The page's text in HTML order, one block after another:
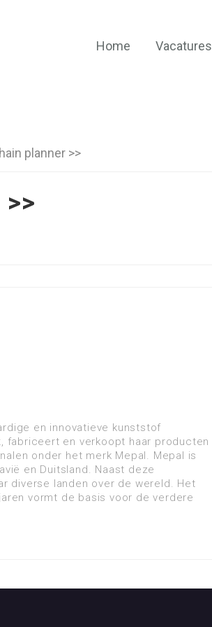
Home Vacatures
planner >>
en innovatieve kunststof
fabriceert en verkoopt haar producten
onder het merk Mepal. Mepal is
en Duitsland. Naast deze
diverse landen over de wereld. Het
vormt de basis voor de verdere